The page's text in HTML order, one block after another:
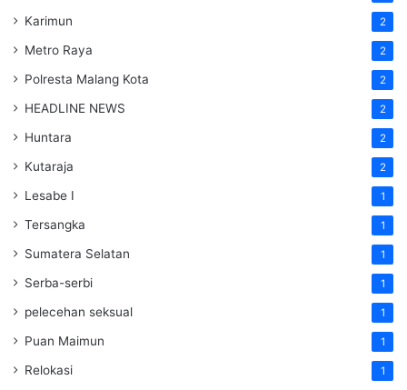
Karimun 2
Metro Raya 2
Polresta Malang Kota 2
HEADLINE NEWS 2
Huntara 2
Kutaraja 2
Lesabe I 1
Tersangka 1
Sumatera Selatan 1
Serba-serbi 1
pelecehan seksual 1
Puan Maimun 1
Relokasi 1